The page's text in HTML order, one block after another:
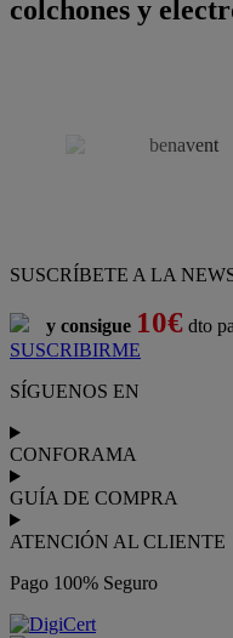
colchones y
SUSCRÍBETE A LA
y consigue 10€ dto
SUSCRIBIRME
SÍGUENOS EN
CONFORAMA
GUÍA DE COMPRA
ATENCIÓN AL CLIENTE
Pago 100% Seguro